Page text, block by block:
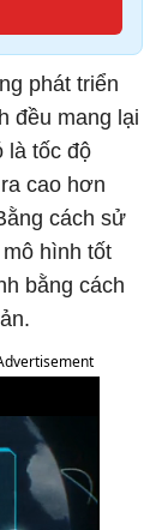
phát triển
đều mang lại
là tốc độ
cao hơn
cách sử
hình tốt
bằng cách